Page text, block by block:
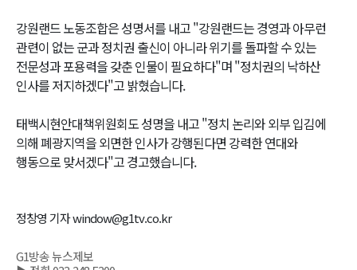
강원랜드 노동조합은 성명서를 내고 "강원랜드는 경영과 아무런
관련이 없는 군과 정치권 출신이 아니라 위기를 돌파할 수 있는
전문성과 포용력을 갖춘 인물이 필요하다"며 "정치권의 낙하산
인사를 저지하겠다"고 밝혔습니다.
태백시현안대책위원회도 성명을 내고 "정치 논리와 외부 입김에
의해 폐광지역을 외면한 인사가 강행된다면 강력한 연대와
행동으로 맞서겠다"고 경고했습니다.
정창영 기자 window@g1tv.co.kr
G1방송 뉴스제보